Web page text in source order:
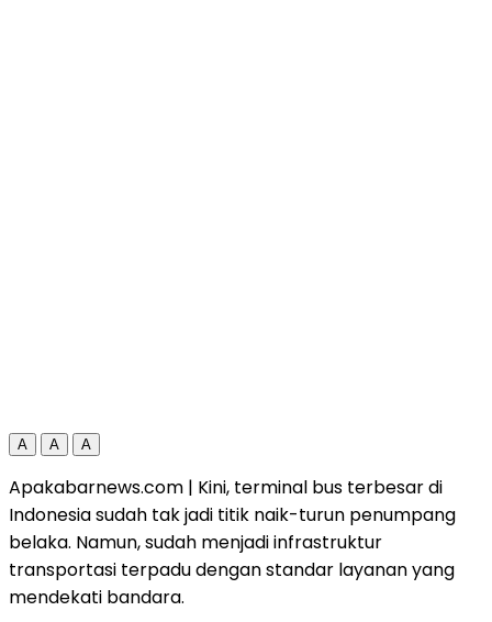
A A A
Apakabarnews.com | Kini, terminal bus terbesar di
Indonesiasudah tak jadi titik naik-turun penumpang
belaka. Namun, sudah menjadi infrastruktur
transportasi terpadu dengan standar layanan yang
mendekati bandara.